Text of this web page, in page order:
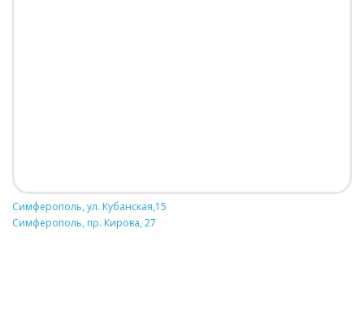
Симферополь, ул. Кубанская,15
Симферополь, пр. Кирова, 27